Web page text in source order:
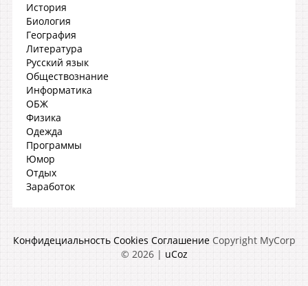
История
Биология
География
Литература
Русский язык
Обществознание
Информатика
ОБЖ
Физика
Одежда
Программы
Юмор
Отдых
Заработок
Конфидециальность Cookies Соглашение Copyright MyCorp
© 2026| uCoz